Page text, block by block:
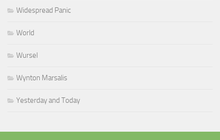
Widespread Panic
World
Wursel
Wynton Marsalis
Yesterday and Today